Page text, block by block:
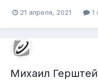
дни, разве что с
21 апреля, 2021 1
Михаил